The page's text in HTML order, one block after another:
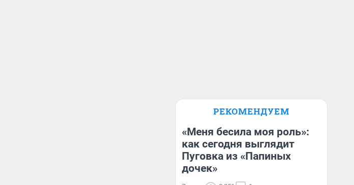
РЕКОМЕНДУЕМ
«Меня бесила моя роль»:
как сегодня выглядит
Пуговка из «Папиных
дочек»